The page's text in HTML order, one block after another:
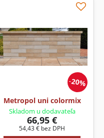
20%
Metropol uni colormix
Skladom u dodavateľa
66,95 €
54,43 € bez DPH